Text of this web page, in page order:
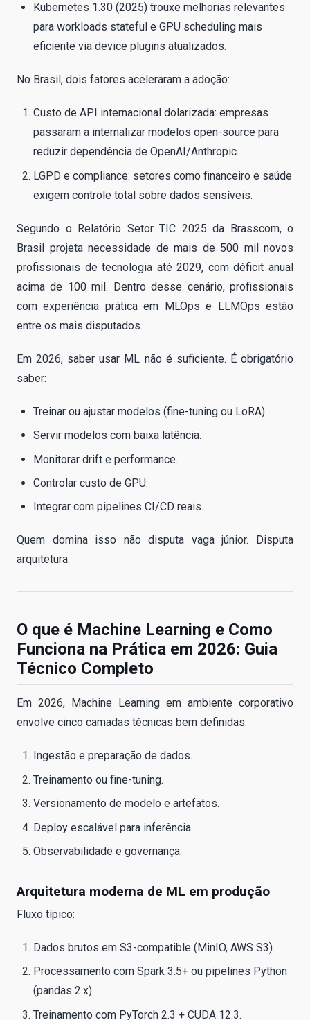
Kubernetes 1.30 (2025) trouxe melhorias relevantes
para workloads stateful e GPU scheduling mais
eficiente via device plugins atualizados.
No Brasil, dois fatores aceleraram a adoção:
Custo de API internacional dolarizada: empresas
passaram a internalizar modelos open-source para
reduzir dependência de OpenAI/Anthropic.
LGPD e compliance: setores como financeiro e saúde
exigem controle total sobre dados sensíveis.
Segundo o Relatório Setor TIC 2025 da Brasscom, o
Brasil projeta necessidade de mais de 500 mil novos
profissionais de tecnologia até 2029, com déficit anual
acima de 100 mil. Dentro desse cenário, profissionais
com experiência prática em MLOps e LLMOps estão
entre os mais disputados.
Em 2026, saber usar ML não é suficiente. É obrigatório
saber:
Treinar ou ajustar modelos (fine-tuning ou LoRA).
Servir modelos com baixa latência.
Monitorar drift e performance.
Controlar custo de GPU.
Integrar com pipelines CI/CD reais.
Quem domina isso não disputa vaga júnior. Disputa
arquitetura.
O que é Machine Learning e Como
Funciona na Prática em 2026: Guia
Técnico Completo
Em 2026, Machine Learning em ambiente corporativo
envolve cinco camadas técnicas bem definidas:
Ingestão e preparação de dados.
Treinamento ou fine-tuning.
Versionamento de modelo e artefatos.
Deploy escalável para inferência.
Observabilidade e governança.
Arquitetura moderna de ML em produção
Fluxo típico:
Dados brutos em S3-compatible (MinIO, AWS S3).
Processamento com Spark 3.5+ ou pipelines Python
(pandas 2.x).
Treinamento com PyTorch 2.3 + CUDA 12.3.